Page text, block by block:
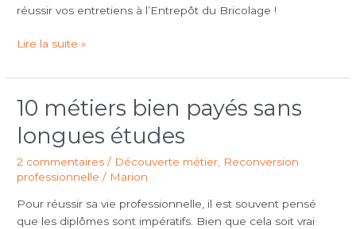
réussir vos entretiens à l’Entrepôt du Bricolage !
Recrutement
Lire la suite »
10 métiers bien payés sans
longues études
2 commentaires / Découverte métier Reconversion
professionnelle / Marion
Pour réussir sa vie professionnelle, il est souvent pensé
que les diplômes sont impératifs. Bien que cela soit vrai
10
métiers
bien
sans
études